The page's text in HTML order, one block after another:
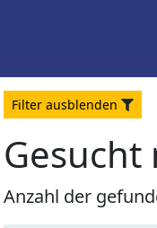
Filter ausblenden
Gesucht
Anzahl der